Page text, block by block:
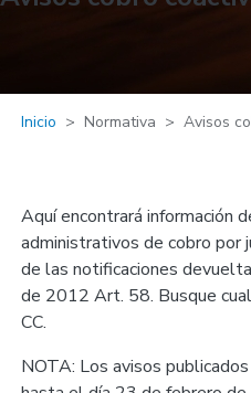
Inicio Normativa Avisos
Aquí encontrará información
administrativos de cobro por
de las notificaciones
de 2012 Art. 58. Busque
CC.
NOTA: Los avisos